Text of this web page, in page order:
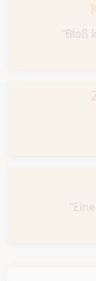
"Bloß